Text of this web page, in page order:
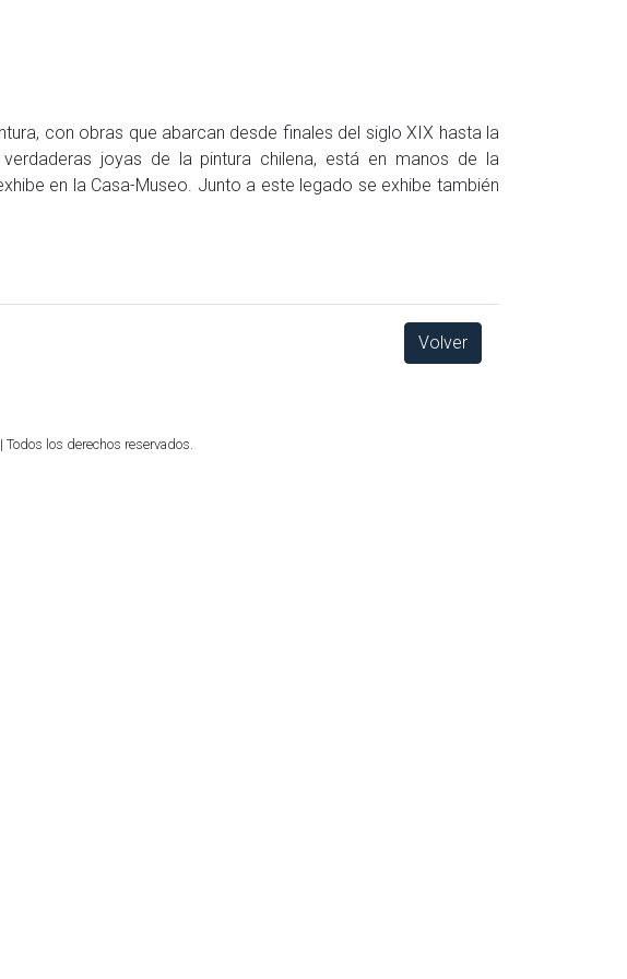
con obras que abarcan desde finales del siglo XIX hasta la
joyas de la pintura chilena, está en manos de la
en la Casa-Museo. Junto a este legado se exhibe también
Volver
los derechos reservados.